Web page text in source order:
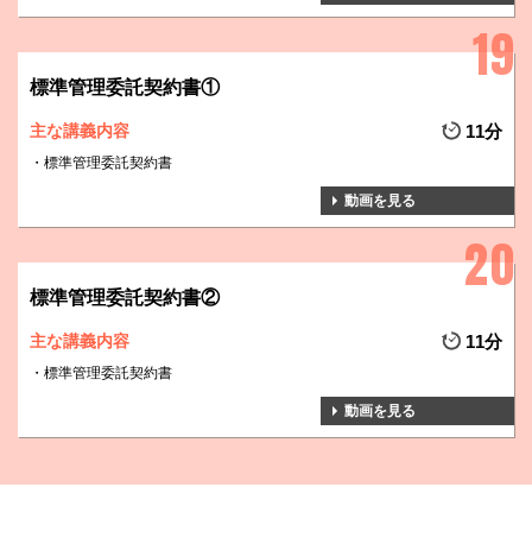
標準管理委託契約書①
主な講義内容 11分
標準管理委託契約書
動画を見る
標準管理委託契約書②
主な講義内容 11分
標準管理委託契約書
動画を見る